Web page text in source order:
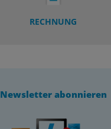
RECHNUNG
Newsletter abonnieren